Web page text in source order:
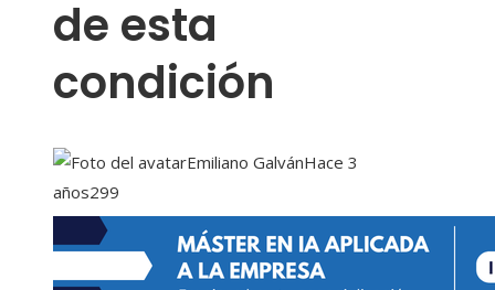
de esta
condición
Emiliano GalvánHace 3
años299